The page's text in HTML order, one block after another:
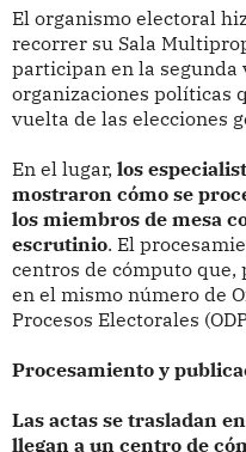
El organismo electoral
recorrer su Sala
participan en la segunda
organizaciones políticas
vuelta de las elecciones
En el lugar, los
mostraron cómo se
los miembros de mesa
escrutinio. El
centros de cómputo que,
en el mismo número de
Procesos Electorales
Procesamiento y
Las actas se trasladan
llegan a un centro de